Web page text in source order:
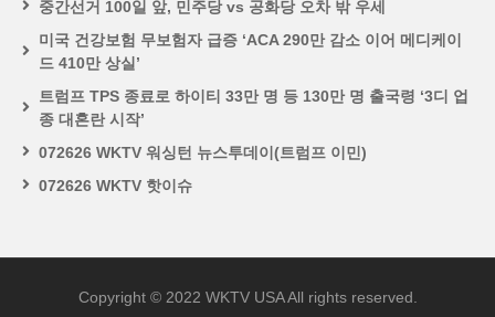
중간선거 100일 앞, 민주당 vs 공화당 오차 밖 우세
미국 건강보험 무보험자 급증 ‘ACA 290만 감소 이어 메디케이
드 410만 상실’
트럼프 TPS 종료로 하이티 33만 명 등 130만 명 출국령 ‘3디 업
종 대혼란 시작’
072626 WKTV 워싱턴 뉴스투데이(트럼프 이민)
072626 WKTV 핫이슈
Copyright © 2022 WKTV USA All rights reserved.